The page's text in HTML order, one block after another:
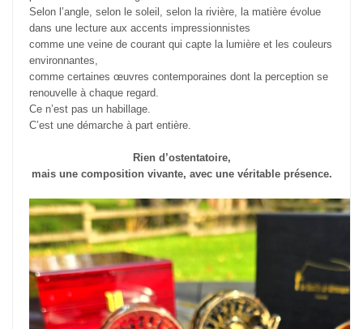
Selon l’angle, selon le soleil, selon la rivière, la matière évolue
dans une lecture aux accents impressionnistes
comme une veine de courant qui capte la lumière et les couleurs
environnantes,
comme certaines œuvres contemporaines dont la perception se
renouvelle à chaque regard.
Ce n’est pas un habillage.
C’est une démarche à part entière.
Rien d’ostentatoire,
mais une composition vivante, avec une véritable présence.